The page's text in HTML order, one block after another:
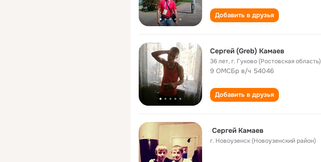
Добавить в друзья
Сергей (Greb) Камаев
36 лет,г. Гуково (Ростовская область)
9 ОМСБр в/ч 54046
Добавить в друзья
‎‎‎‎‏ ‎Сергей ‎‎‎‎Камаев
г. Новоузенск (Новоузенский район)